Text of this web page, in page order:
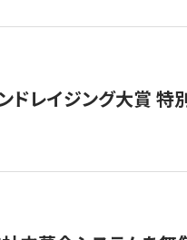
ドレイジング大賞 特